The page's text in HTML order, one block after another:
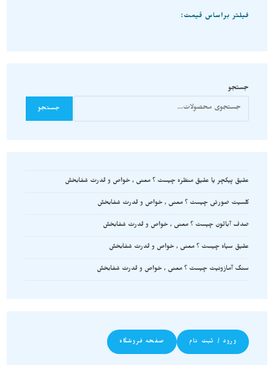
فیلتر براساس قیمت:
جستجو
جستجو
عقیق پیکچر یا عقیق منظره چیست ؟ معنی , خواص و قدرت شفابخش
کلسیت صورتی چیست ؟ معنی , خواص و قدرت شفابخش
صدف آبالون چیست ؟ معنی , خواص و قدرت شفابخش
عقیق سیاه چیست ؟ معنی , خواص و قدرت شفابخش
سنگ آمازونیت چیست ؟ معنی , خواص و قدرت شفابخش
ورود / ثبت نام صفحه فروشگاه